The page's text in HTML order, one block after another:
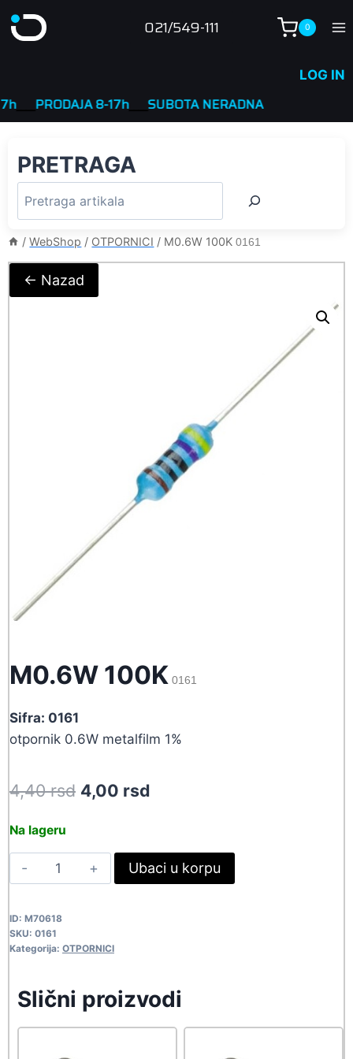
to
021/549-111 0
LOG IN
PRODAJA 8-17h____SUBOTA NERADNA
PRETRAGA
/ WebShop / OTPORNICI / M0.6W 100K 0161
← Nazad
M0.6W 100K 0161
Sifra: 0161
otpornik 0.6W metalfilm 1%
4,40rsd Original
4,40 rsd.
4,00 rsd
4,00 rsd.
Na lageru
M0.6W
100K
quantity
Ubaci u korpu
ID: M70618
SKU: 0161
Kategorija: OTPORNICI
Slični proizvodi